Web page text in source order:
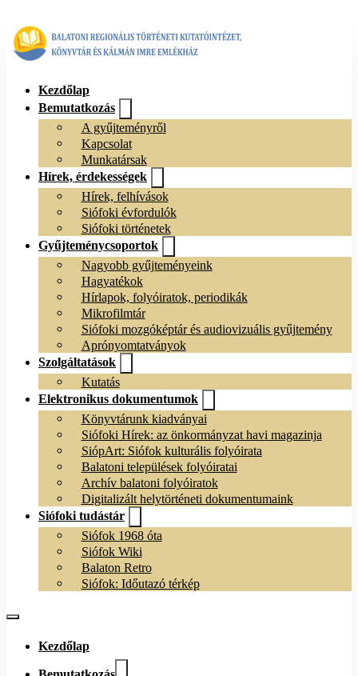
Kezdőlap
Bemutatkozás
A gyűjteményről
Kapcsolat
Munkatársak
Hírek, érdekességek
Hírek, felhívások
Siófoki évfordulók
Siófoki történetek
Gyűjteménycsoportok
Nagyobb gyűjteményeink
Hagyatékok
Hírlapok, folyóiratok, periodikák
Mikrofilmtár
Siófoki mozgóképtár és audiovizuális gyűjtemény
Aprónyomtatványok
Szolgáltatások
Kutatás
Elektronikus dokumentumok
Könyvtárunk kiadványai
Siófoki Hírek: az önkormányzat havi magazinja
SiópArt: Siófok kulturális folyóirata
Balatoni települések folyóiratai
Archív balatoni folyóiratok
Digitalizált helytörténeti dokumentumaink
Siófoki tudástár
Siófok 1968 óta
Siófok Wiki
Balaton Retro
Siófok: Időutazó térkép
Kezdőlap